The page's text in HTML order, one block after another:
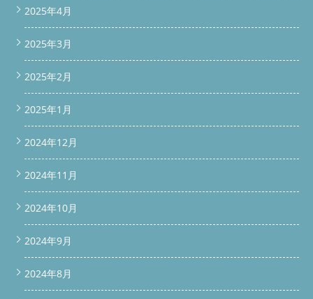
クロールで表示 */ } #bottom-bar a { flex: 1; /* 半分ずつ */
} #bottom-bar a.phone { background-color: #007BFF; /* 青 */ }
#bottom-bar a.contact { background-color: #FF6600; /* オレン
ジ */ } #bottom-bar a:hover { opacity: 0.9; }
200) { // 200px以上スクロールしたら表示
bottomBar.classList.add('show'); } else {
bottomBar.classList.remove('show'); } }); 続きを読む
2025年4月
2025年3月
2025年2月
2025年1月
2024年12月
2024年11月
2024年10月
2024年9月
2024年8月